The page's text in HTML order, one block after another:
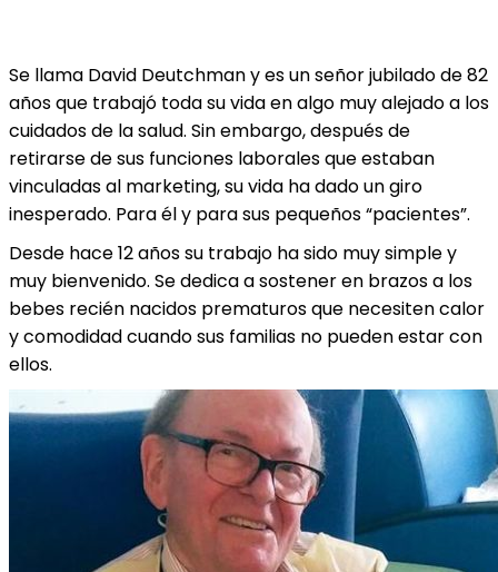
Se llama David Deutchman y es un señor jubilado de 82
años que trabajó toda su vida en algo muy alejado a los
cuidados de la salud. Sin embargo, después de
retirarse de sus funciones laborales que estaban
vinculadas al marketing, su vida ha dado un giro
inesperado. Para él y para sus pequeños “pacientes”.
Desde hace 12 años su trabajo ha sido muy simple y
muy bienvenido. Se dedica a sostener en brazos a los
bebes recién nacidos prematuros que necesiten calor
y comodidad cuando sus familias no pueden estar con
ellos.